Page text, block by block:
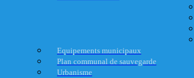
Equipements municipaux
Plan communal de sauvegarde
Urbanisme